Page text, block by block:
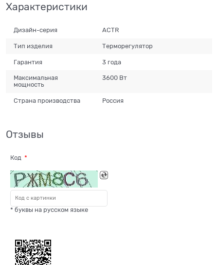
Характеристики
Дизайн-серия ACTR
Тип изделия Терморегулятор
Гарантия 3 года
Максимальная
мощность
3600 Вт
Страна производства Россия
Отзывы
Код
* буквы на русском языке